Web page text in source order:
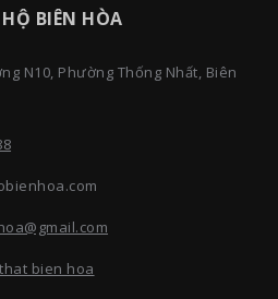
BIÊN HÒA
N10, Phường Thống Nhất, Biên
bien hoa